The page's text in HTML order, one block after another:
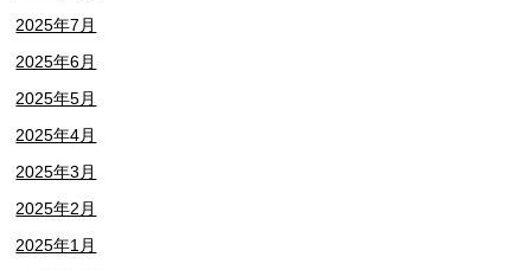
2025年7月
2025年6月
2025年5月
2025年4月
2025年3月
2025年2月
2025年1月